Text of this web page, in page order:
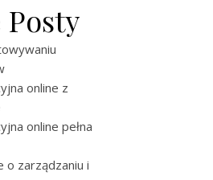
online z
online pełna
o zarządzaniu i